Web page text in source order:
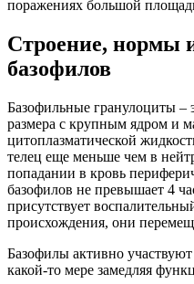
поражениях большой
Строение, нормы
базофилов
Базофильные гранулоциты –
размера с крупным ядром и
цитоплазматической
телец еще меньше чем в
попадании в кровь
базофилов не превышает 4
присутствует
происхождения, они
Базофилы активно
какой-то мере замедляя